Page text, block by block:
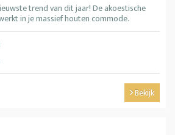
trend van dit jaar! De akoestische
in je massief houten commode.
Bekijk